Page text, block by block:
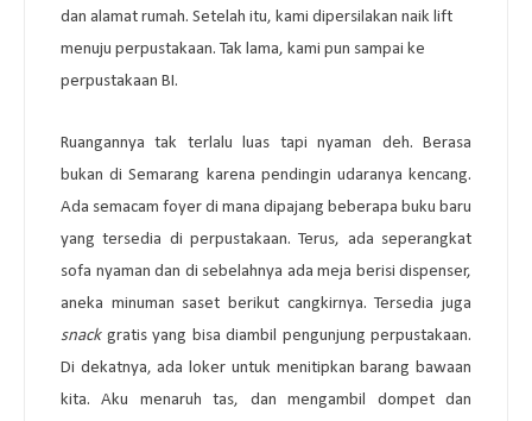
dan alamat rumah. Setelah itu, kami dipersilakan naik lift
menuju perpustakaan. Tak lama, kami pun sampai ke
perpustakaan BI.
Ruangannya tak terlalu luas tapi nyaman deh. Berasa
bukan di Semarang karena pendingin udaranya kencang.
Ada semacam foyer di mana dipajang beberapa buku baru
yang tersedia di perpustakaan. Terus, ada seperangkat
sofa nyaman dan di sebelahnya ada meja berisi dispenser,
aneka minuman saset berikut cangkirnya. Tersedia juga
snackgratis yang bisa diambil pengunjung perpustakaan.
Di dekatnya, ada loker untuk menitipkan barang bawaan
kita. Aku menaruh tas, dan mengambil dompet dan